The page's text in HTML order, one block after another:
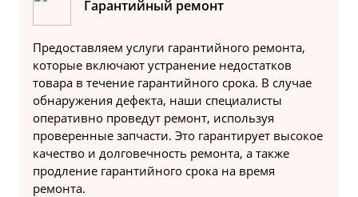
Гарантийный ремонт
Предоставляем услуги гарантийного ремонта,
которые включают устранение недостатков
товара в течение гарантийного срока. В случае
обнаружения дефекта, наши специалисты
оперативно проведут ремонт, используя
проверенные запчасти. Это гарантирует высокое
качество и долговечность ремонта, а также
продление гарантийного срока на время
ремонта.